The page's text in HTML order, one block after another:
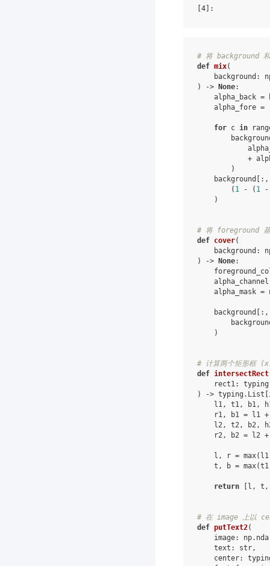
[4]
# 将 background
def mix(
background :
)
-> None:
alpha_back =
alpha_fore =
for c in
+
)
background
[:,
( 1 - ( 1
-
)
# 将 foreground 基
def cover(
background :
)
-> None:
alpha_channel
alpha_mask =
background
[:,
)
# 计算两个矩形
def intersectRect
rect1: typing
)
-> typing . List
l1, t1, b1,
r1, b1 = l1 +
l2, t2, b2,
r2, b2 = l2 +
l , r = max( l1
t , b = max(t1
return l , t ,
# 在 image 上以
def putText2(
image: np.
text : str,
center: